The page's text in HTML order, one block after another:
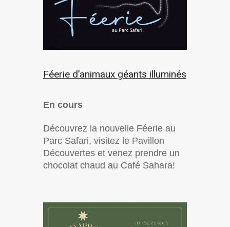
Féerie d’animaux géants illuminés
En cours
Découvrez la nouvelle Féerie au
Parc Safari, visitez le Pavillon
Découvertes et venez prendre un
chocolat chaud au Café Sahara!